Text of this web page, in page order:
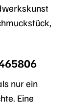
nur ein
Eine